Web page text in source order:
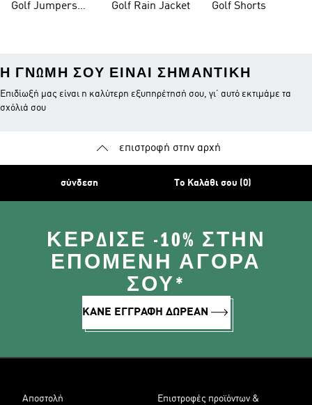
Golf Jumpers
Golf Rain Jacket
Golf Shorts
Η ΓΝΏΜΗ ΣΟΥ ΕΊΝΑΙ ΣΗΜΑΝΤΙΚΉ
Επιδίωξή μας είναι η καλύτερη εξυπηρέτησή σου, γι’ αυτό εκτιμάμε τα
σχόλιά σου
επιστροφή στην αρχή
σύνδεση Το Καλάθι σου (0)
ΚΈΡΔΙΣΕ -10% ΣΤΗΝ
ΕΠΌΜΕΝΗ ΑΓΟΡΆ
ΣΟΥ*
ΚΑΝΕ ΕΓΓΡΑΦΗ ΔΩΡΕΑΝ
Αποστολή
Επιστροφές προϊόντων &